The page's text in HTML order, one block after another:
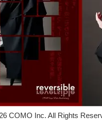
COMO Inc. All Rights